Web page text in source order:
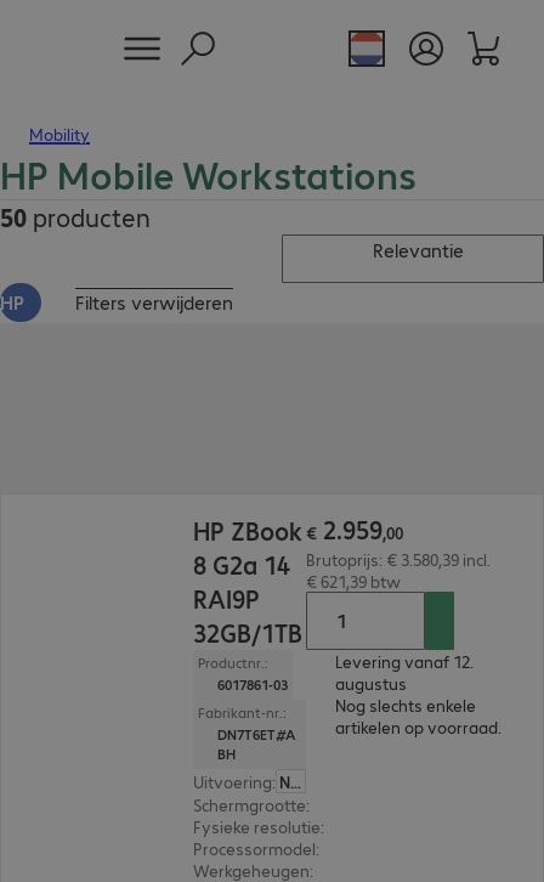
Mobility
HP Mobile Workstations
50 producten
Relevantie
HP Filters verwijderen
HP ZBook
8 G2a 14
RAI9P
32GB/1TB
Productnr.:
6017861-03
Fabrikant-nr.:
DN7T6ET#A
BH
Uitvoering:
Nederland
Schermgrootte:
Fysieke resolutie:
Processormodel:
Werkgeheugen:
€ 2.959,00
Brutoprijs: € 3.580,39 incl.
€ 621,39 btw
Levering vanaf 12.
augustus
Nog slechts enkele
artikelen op voorraad.